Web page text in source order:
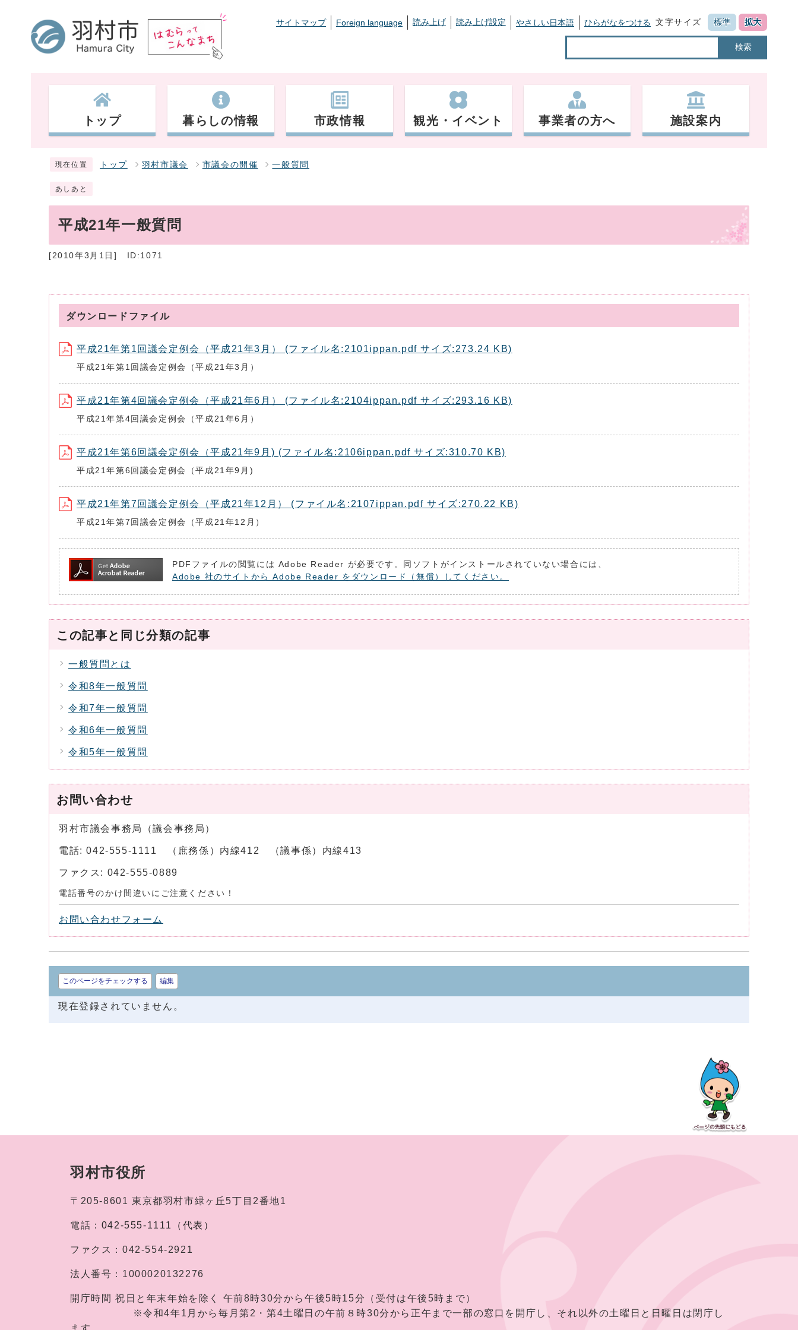
サイトマップ Foreign language 読み上げ 読み上げ設定 やさしい日本語 ひらがなをつける 文字サイズ 標準 拡大
検索
トップ 暮らしの情報 市政情報 観光・イベント 事業者の方へ 施設案内
現在位置 トップ 羽村市議会 市議会の開催 一般質問
あしあと
平成21年一般質問
[2010年3月1日] ID:1071
ダウンロードファイル
平成21年第1回議会定例会（平成21年3月） (ファイル名:2101ippan.pdf サイズ:273.24 KB)
平成21年第1回議会定例会（平成21年3月）
平成21年第4回議会定例会（平成21年6月） (ファイル名:2104ippan.pdf サイズ:293.16 KB)
平成21年第4回議会定例会（平成21年6月）
平成21年第6回議会定例会（平成21年9月) (ファイル名:2106ippan.pdf サイズ:310.70 KB)
平成21年第6回議会定例会（平成21年9月)
平成21年第7回議会定例会（平成21年12月） (ファイル名:2107ippan.pdf サイズ:270.22 KB)
平成21年第7回議会定例会（平成21年12月）
PDFファイルの閲覧には Adobe Reader が必要です。同ソフトがインストールされていない場合には、
Adobe 社のサイトから Adobe Reader をダウンロード（無償）してください。
この記事と同じ分類の記事
一般質問とは
令和8年一般質問
令和7年一般質問
令和6年一般質問
令和5年一般質問
お問い合わせ
羽村市議会事務局（議会事務局）
電話: 042-555-1111 （庶務係）内線412 （議事係）内線413
ファクス: 042-555-0889
電話番号のかけ間違いにご注意ください！
お問い合わせフォーム
このページをチェックする 編集
現在登録されていません。
羽村市役所
〒205-8601 東京都羽村市緑ヶ丘5丁目2番地1
電話： 042-555-1111（代表）
ファクス： 042-554-2921
法人番号： 1000020132276
開庁時間 祝日と年末年始を除く 午前8時30分から午後5時15分（受付は午後5時まで）
※令和4年1月から毎月第2・第4土曜日の午前８時30分から正午まで一部の窓口を開庁し、それ以外の土曜日と日曜日は閉庁し